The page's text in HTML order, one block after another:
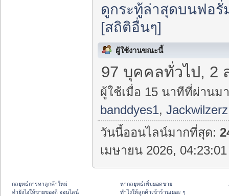
ดูกระทู้ล่าสุดบนฟอรั่
[สถิติอื่นๆ]
ผู้ใช้งานขณะนี้
97 บุคคลทั่วไป, 2
ผู้ใช้เมื่อ 15 นาทีที่ผ่านม
banddyes1,Jackwilzerz
วันนี้ออนไลน์มากที่สุด:
เมษายน 2026,
กลยุทธ์การหาลูกค้าใหม่
ทํายังไงให้ขายของดี ออนไลน์
หากลยุทธ์เพิ่มยอดขาย
ทําไงให้ลูกค้าเข้าร้านเยอะ ๆ